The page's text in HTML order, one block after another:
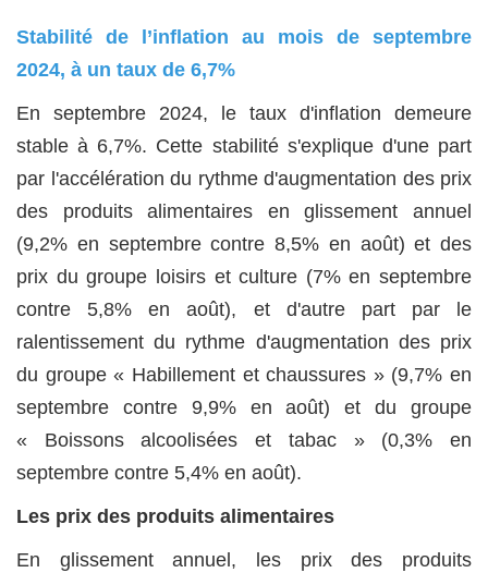
Stabilité de l’inflation au mois de septembre
2024, à un taux de 6,7%
En septembre 2024, le taux d'inflation demeure
stable à 6,7%. Cette stabilité s'explique d'une part
par l'accélération du rythme d'augmentation des prix
des produits alimentaires en glissement annuel
(9,2% en septembre contre 8,5% en août) et des
prix du groupe loisirs et culture (7% en septembre
contre 5,8% en août), et d'autre part par le
ralentissement du rythme d'augmentation des prix
du groupe « Habillement et chaussures » (9,7% en
septembre contre 9,9% en août) et du groupe
« Boissons alcoolisées et tabac » (0,3% en
septembre contre 5,4% en août).
Les prix des produits alimentaires
En glissement annuel, les prix des produits